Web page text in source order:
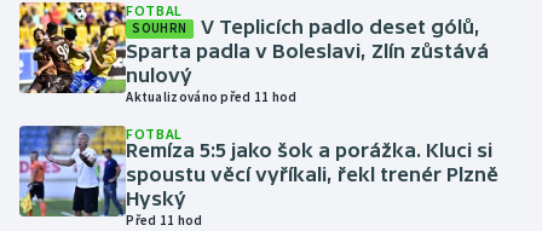
Lyže a snowboard
Moderní pětiboj
Motorsport
Olympijské hry
FOTBAL
SOUHRN
V Teplicích padlo deset gólů,
Sparta padla v Boleslavi, Zlín zůstává
nulový
Aktualizováno před 11 hod
FOTBAL
Remíza 5:5 jako šok a porážka. Kluci si
spoustu věcí vyříkali, řekl trenér Plzně
Hyský
Před 11 hod